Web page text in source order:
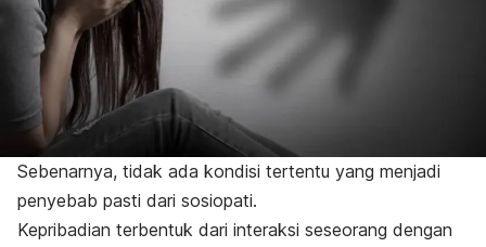
Sebenarnya, tidak ada kondisi tertentu yang menjadi
penyebab pasti dari sosiopati.
Kepribadian terbentuk dari interaksi seseorang dengan